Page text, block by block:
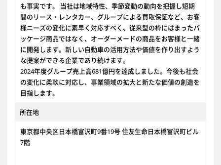
も事実です。 当社は地域特性、季節変動の動向を把握し短期
間のリース・レンタカー、グループによる買取保証など、お客
様ニーズの変化に素早く対応すべく、従来型の枠にはまったパ
ッケージ商品ではなく、オーダーメードの商品をお客様と一緒
に開発します。新しい自動車の活用方法や価値を作り出すよう
な提案ができる企業であり続けます。
2024年度グループ売上高681億円を達成しました。今後も社会
の変化に柔軟に対応し、事業領域の拡大と新たな価値の創造を
目指します。
所在地
東京都中央区日本橋富沢町9番19号 住友生命日本橋富沢町ビル
7階